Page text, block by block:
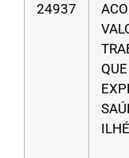
24937